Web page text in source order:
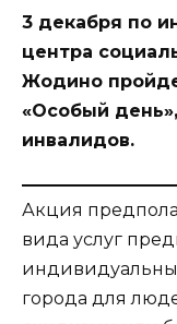
3 декабря по
центра
Жодино
«Особый
инвалидов.
Акция
вида услуг
города для